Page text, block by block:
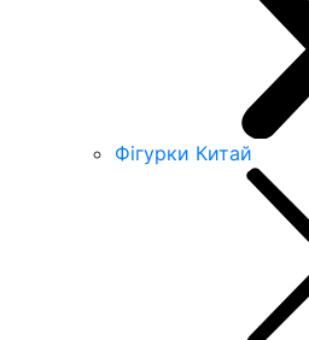
Фігурки Китай